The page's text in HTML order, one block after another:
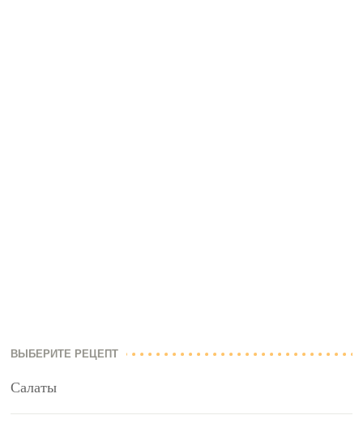
ВЫБЕРИТЕ РЕЦЕПТ
Салаты